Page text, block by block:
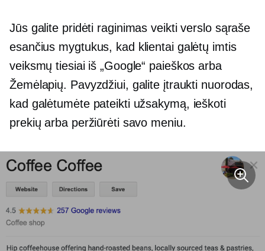
Jūs galite pridėti raginimas veiktiverslo sąraše
esančius mygtukus, kad klientai galėtų imtis
veiksmų tiesiai iš „Google“ paieškos arba
Žemėlapių. Pavyzdžiui, galite įtraukti nuorodas,
kad galėtumėte pateikti užsakymą, ieškoti
prekių arba peržiūrėti savo meniu.